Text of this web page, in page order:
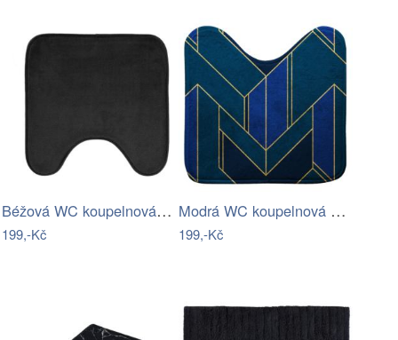
Béžová WC koupelnová předložka 45x45 cm…
199,-Kč
Modrá WC koupelnová předložka 45x45 cm…
199,-Kč